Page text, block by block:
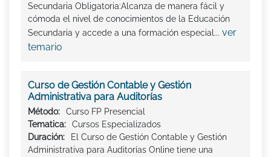
Secundaria Obligatoria:Alcanza de manera fácil y
cómoda el nivel de conocimientos de la Educación
Secundaria y accede a una formación especial... ver
temario
Curso de Gestión Contable y Gestión
Administrativa para Auditorías
Método:
Curso FP Presencial
Tematica:
Cursos Especializados
Duración:
El Curso de Gestión Contable y Gestión
Administrativa para Auditorías Online tiene una